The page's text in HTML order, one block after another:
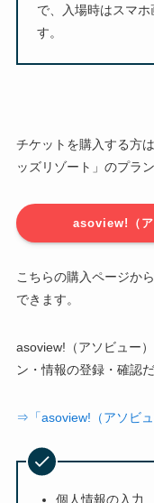
で、入場時はスマ
す。
チケットを購入する方
ッズリゾート」のプラ
asoview!（ア
こちらの購入ページか
できます。
asoview!（アソビュー
ン・情報の登録・確認
⇒「asoview!（アソビ
個人情報の入力